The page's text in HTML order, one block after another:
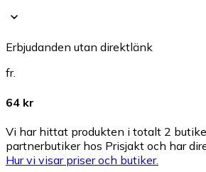
Erbjudanden utan direktlänk
fr.
64 kr
Vi har hittat produkten i totalt 2
partnerbutiker hos Prisjakt och har
Hur vi visar priser och butiker.